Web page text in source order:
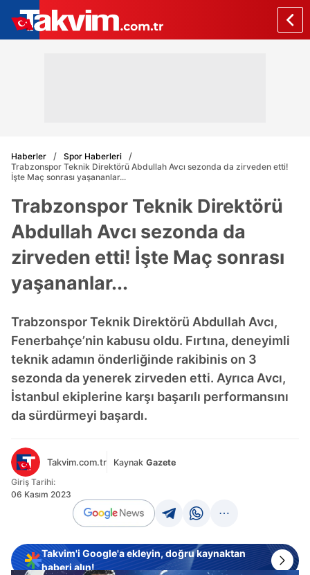
Haberler
Spor Haberleri
Trabzonspor Teknik Direktörü Abdullah Avcı sezonda da zirveden etti!
İşte Maç sonrası yaşananlar...
Trabzonspor Teknik Direktörü
Abdullah Avcı sezonda da
zirveden etti! İşte Maç sonrası
yaşananlar...
Trabzonspor Teknik Direktörü Abdullah Avcı,
Fenerbahçe’nin kabusu oldu. Fırtına, deneyimli
teknik adamın önderliğinde rakibinis on 3
sezonda da yenerek zirveden etti. Ayrıca Avcı,
İstanbul ekiplerine karşı başarılı performansını
da sürdürmeyi başardı.
Takvim.com.tr Kaynak Gazete
Giriş Tarihi:
06 Kasım 2023
Takvim'i Google'a ekleyin, doğru kaynaktan
haberi alın!